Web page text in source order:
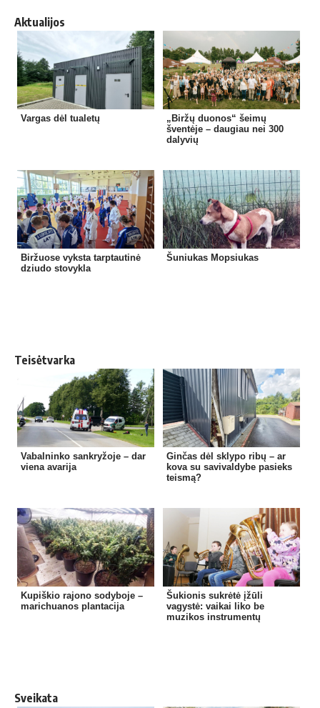
Aktualijos
Vargas dėl tualetų
„Biržų duonos“ šeimų
šventėje – daugiau nei 300
dalyvių
Biržuose vyksta tarptautinė
dziudo stovykla
Šuniukas Mopsiukas
Teisėtvarka
Vabalninko sankryžoje – dar
viena avarija
Ginčas dėl sklypo ribų – ar
kova su savivaldybe pasieks
teismą?
Kupiškio rajono sodyboje –
marichuanos plantacija
Šukionis sukrėtė įžūli
vagystė: vaikai liko be
muzikos instrumentų
Sveikata